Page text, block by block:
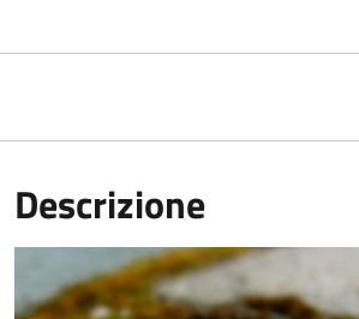
Descrizione